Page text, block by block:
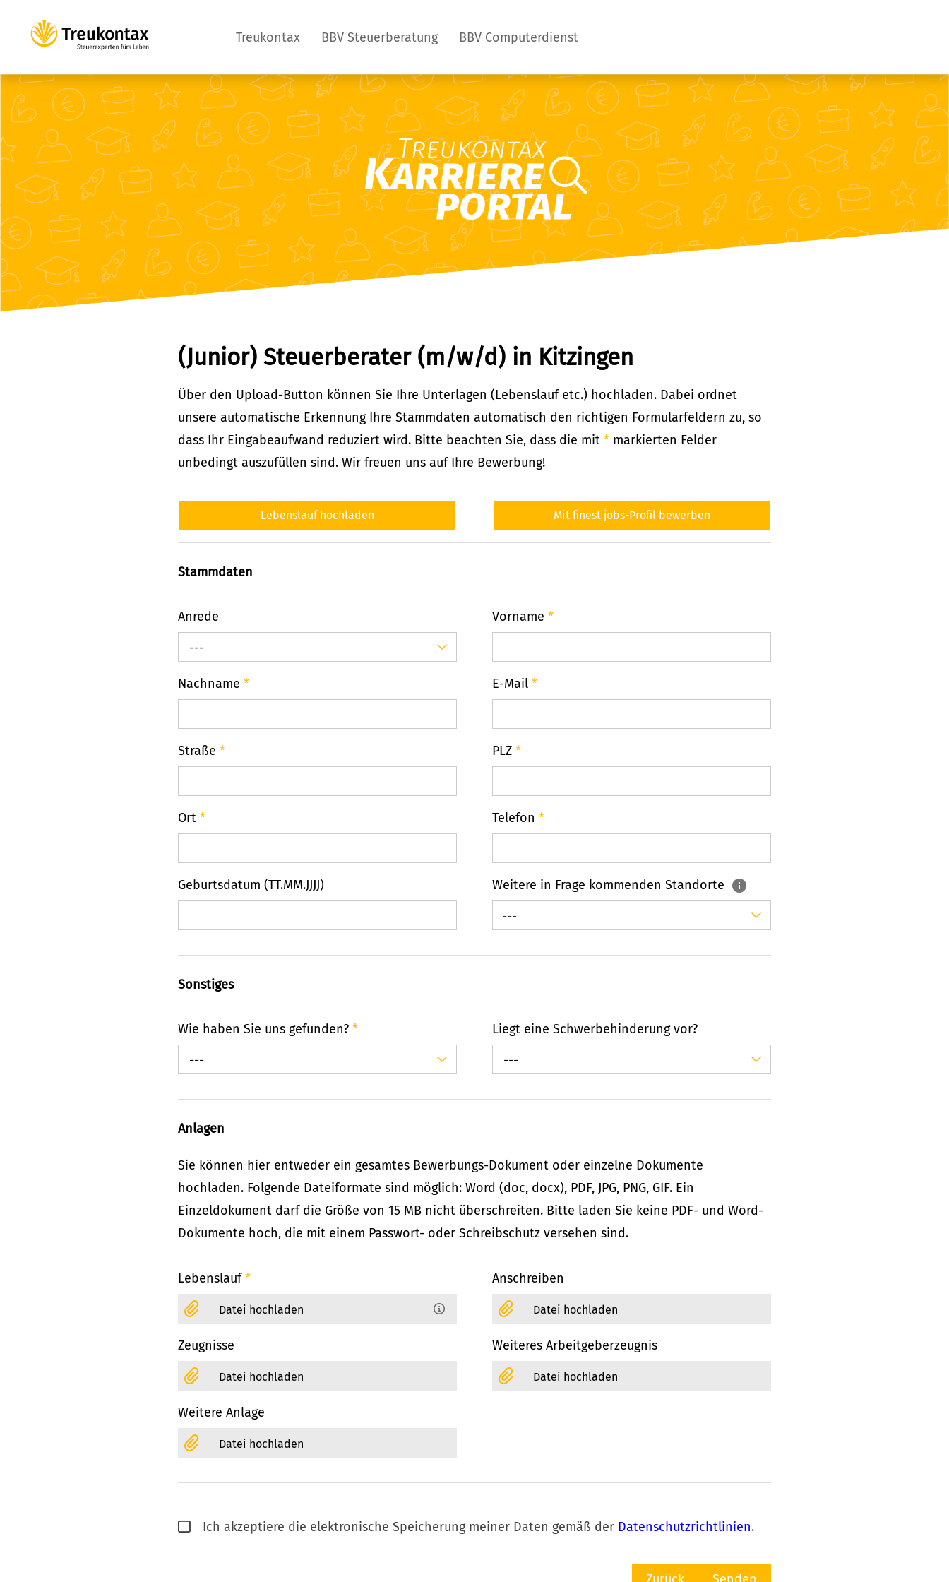
Treukontax BBV Steuerberatung BBV Computerdienst
(Junior) Steuerberater (m/w/d) in Kitzingen
Über den Upload-Button können Sie Ihre Unterlagen (Lebenslauf etc.) hochladen. Dabei ordnet
unsere automatische Erkennung Ihre Stammdaten automatisch den richtigen Formularfeldern zu, so
dass Ihr Eingabeaufwand reduziert wird. Bitte beachten Sie, dass die mit * markierten Felder
unbedingt auszufüllen sind. Wir freuen uns auf Ihre Bewerbung!
Lebenslauf hochladen Mit finest jobs-Profil bewerben
Stammdaten
Anrede
---
Vorname*
Nachname * E-Mail*
Straße * PLZ*
Ort * Telefon*
Geburtsdatum (TT.MM.JJJJ)
Weitere in Frage kommenden Standorte
---
Sonstiges
Wie haben Sie uns gefunden? *
---
Liegt eine Schwerbehinderung vor?
---
Anlagen
Sie können hier entweder ein gesamtes Bewerbungs-Dokument oder einzelne Dokumente
hochladen. Folgende Dateiformate sind möglich: Word (doc, docx), PDF, JPG, PNG, GIF. Ein
Einzeldokument darf die Größe von 15 MB nicht überschreiten. Bitte laden Sie keine PDF- und Word-
Dokumente hoch, die mit einem Passwort- oder Schreibschutz versehen sind.
Lebenslauf*
Datei hochladen
Anschreiben
Datei hochladen
Zeugnisse
Datei hochladen
Weiteres Arbeitgeberzeugnis
Datei hochladen
Weitere Anlage
Datei hochladen
Ich akzeptiere die elektronische Speicherung meiner Daten gemäß der Datenschutzrichtlinien.